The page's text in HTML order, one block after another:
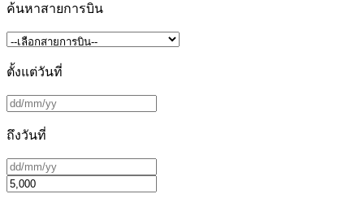
ค้นหาสายการบิน
ตั้งแต่วันที่
ถึงวันที่